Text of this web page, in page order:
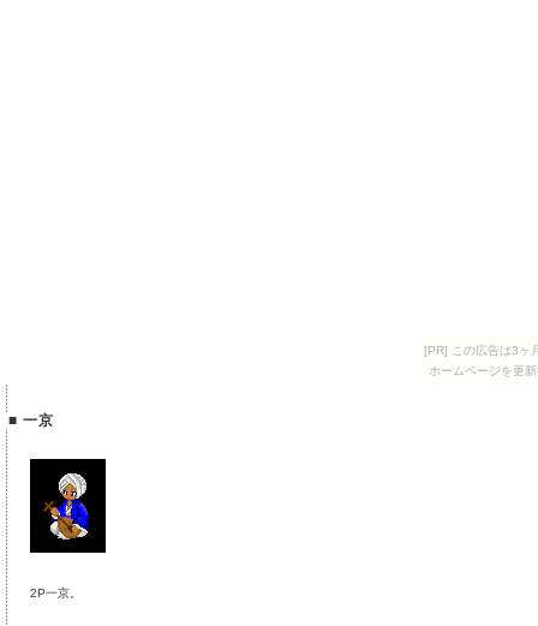
[PR] この広告は3ヶ
ホームページを更
■ 一京
2P一京。